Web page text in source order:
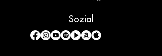
Sozial